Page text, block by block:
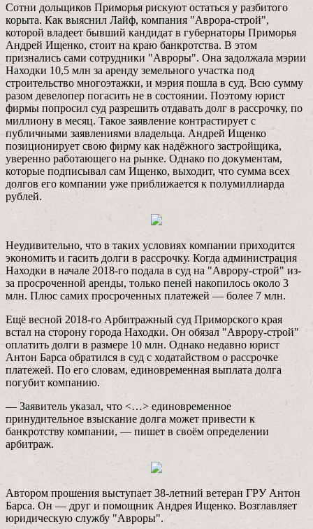
Сотни дольщиков Приморья рискуют остаться у разбитого
корыта. Как выяснил Лайф, компания "Аврора-строй",
которой владеет бывший кандидат в губернаторы Приморья
Андрей Ищенко, стоит на краю банкротства. В этом
признались сами сотрудники "Авроры". Она задолжала мэрии
Находки 10,5 млн за аренду земельного участка под
строительство многоэтажки, и мэрия пошла в суд. Всю сумму
разом девелопер погасить не в состоянии. Поэтому юрист
фирмы попросил суд разрешить отдавать долг в рассрочку, по
миллиону в месяц. Такое заявление контрастирует с
публичными заявлениями владельца. Андрей Ищенко
позиционирует свою фирму как надёжного застройщика,
уверенно работающего на рынке. Однако по документам,
которые подписывал сам Ищенко, выходит, что сумма всех
долгов его компании уже приближается к полумиллиарда
рублей.
Неудивительно, что в таких условиях компании приходится
экономить и гасить долги в рассрочку. Когда администрация
Находки в начале 2018-го подала в суд на "Аврору-строй" из-
за просроченной аренды, только пеней накопилось около 3
млн. Плюс самих просроченных платежей — более 7 млн.
Ещё весной 2018-го Арбитражный суд Приморского края
встал на сторону города Находки. Он обязал "Аврору-строй"
оплатить долги в размере 10 млн. Однако недавно юрист
Антон Барса обратился в суд с ходатайством о рассрочке
платежей. По его словам, единовременная выплата долга
погубит компанию.
— Заявитель указал, что <…> единовременное
принудительное взыскание долга может привести к
банкротству компании, — пишет в своём определении
арбитраж.
Автором прошения выступает 38-летний ветеран ГРУ Антон
Барса. Он — друг и помощник Андрея Ищенко. Возглавляет
юридическую службу "Авроры".